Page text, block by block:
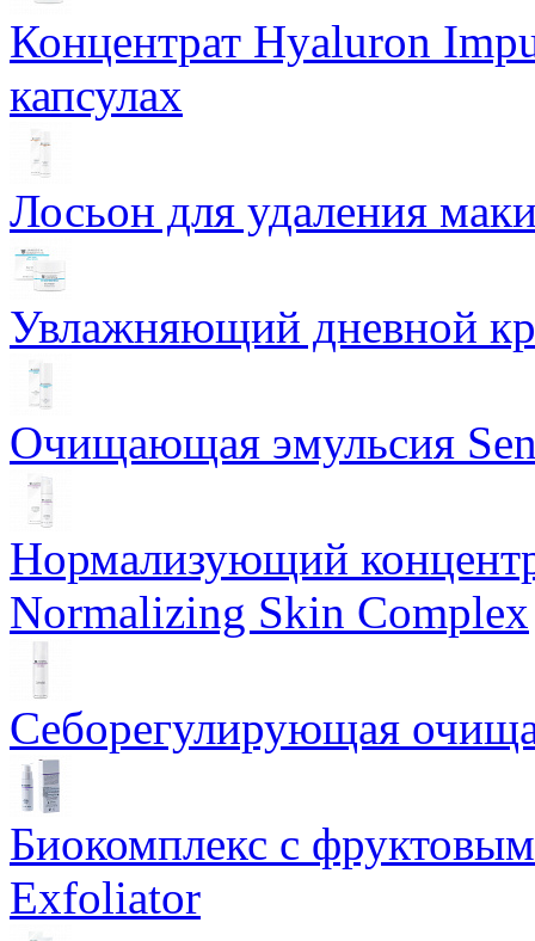
Концентрат Hyaluron
капсулах
Лосьон для удаления
Увлажняющий дневной
Очищающая эмульсия
Нормализующий
Normalizing Skin Complex
Себорегулирующая
Биокомплекс с
Exfoliator